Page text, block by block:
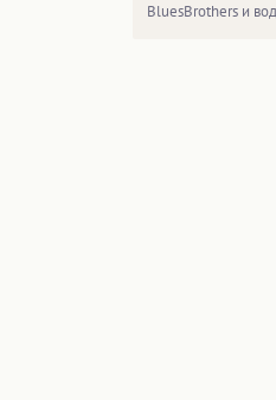
BluesBrothers и